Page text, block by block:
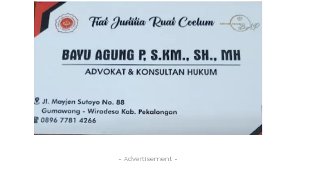
- Advertisement -